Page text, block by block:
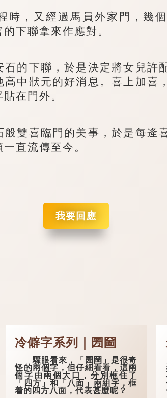
，又經過馬員外家門，幾個
下聯拿來作應對。
下聯，於是決定將女兒許
高中狀元的好消息。喜上加喜
在門外。
喜臨門的美事，於是每逄
直流傳至今。
我要回應
冷僻字系列｜圐圙
驟眼看來，「圐圙」是很奇
怪的兩個字，但仔細看看，這兩
個字由兩個大口，分別框住了
「四方」和「八面」兩組字，框
着的四方八面，代表甚麼呢？